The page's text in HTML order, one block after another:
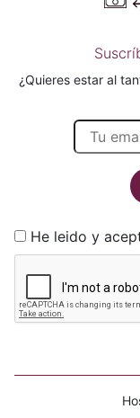
¿Quieres estar al